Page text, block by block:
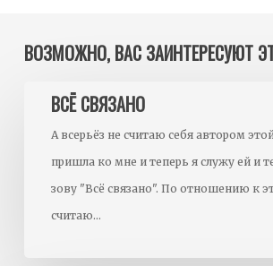
ВОЗМОЖНО, ВАС ЗАИНТЕРЕСУЮТ
ВСЁ СВЯЗАНО
А всерьёз не считаю себя автором
пришла ко мне и теперь я служу ей и
зову "Всё связано". По отношению к
считаю…